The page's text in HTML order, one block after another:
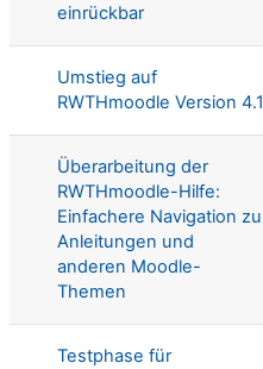
einrückbar
Umstieg auf
RWTHmoodle Version 4.1
Überarbeitung der
RWTHmoodle-Hilfe:
Einfachere Navigation zu
Anleitungen und
anderen Moodle-
Themen
Testphase für